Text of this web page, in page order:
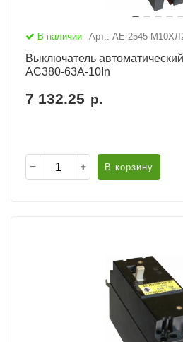
В наличии Арт.: АЕ 2545-
Выключатель
AC380-63А-10In
7 132.25 р.
В корзину